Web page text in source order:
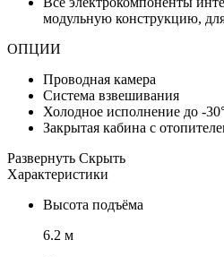
модульную конструкцию,
ОПЦИИ
Проводная камера
Система взвешивания
Холодное исполнение до -
Закрытая кабина с
Развернуть Скрыть
Характеристики
Высота подъёма
6.2 м